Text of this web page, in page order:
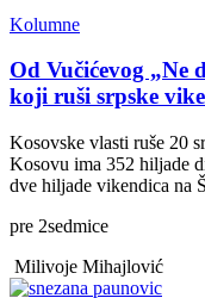
Kolumne
Od Vučićevog „Ne
koji ruši srpske
Kosovske vlasti ruše 20
Kosovu ima 352 hiljade
dve hiljade vikendica na
pre 2sedmice
Milivoje Mihajlović